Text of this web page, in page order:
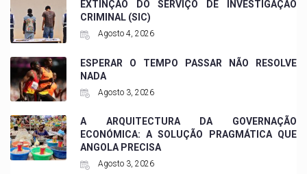
EXTINÇÃO DO SERVIÇO DE INVESTIGAÇÃO
CRIMINAL (SIC)
Agosto 4, 2026
ESPERAR O TEMPO PASSAR NÃO RESOLVE
NADA
Agosto 3, 2026
A ARQUITECTURA DA GOVERNAÇÃO
ECONÓMICA: A SOLUÇÃO PRAGMÁTICA QUE
ANGOLA PRECISA
Agosto 3, 2026